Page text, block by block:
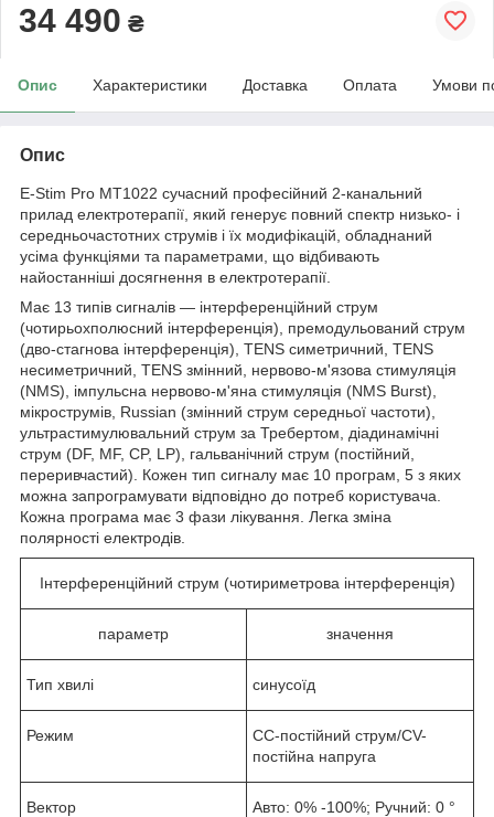
34 490 ₴
Опис Характеристики Доставка Оплата Умови
Опис
E-Stim Pro MT1022 сучасний професійний 2-канальний
прилад електротерапії, який генерує повний спектр низько- і
середньочастотних струмів і їх модифікацій, обладнаний
усіма функціями та параметрами, що відбивають
найостанніші досягнення в електротерапії.
Має 13 типів сигналів — інтерференційний струм
(чотирьохполюсний інтерференція), премодульований струм
(дво-стагнова інтерференція), TENS симетричний, TENS
несиметричний, TENS змінний, нервово-м'язова стимуляція
(NMS), імпульсна нервово-м'яна стимуляція (NMS Burst),
мікрострумів, Russian (змінний струм середньої частоти),
ультрастимулювальний струм за Требертом, діадинамічні
струм (DF, MF, CP, LP), гальванічний струм (постійний,
переривчастий). Кожен тип сигналу має 10 програм, 5 з яких
можна запрограмувати відповідно до потреб користувача.
Кожна програма має 3 фази лікування. Легка зміна
полярності електродів.
Інтерференційний струм (чотириметрова інтерференція)
параметр значення
Тип хвилі синусоїд
Режим
CC-постійний струм/CV-
постійна напруга
Вектор
Авто: 0% -100%; Ручний: 0 °